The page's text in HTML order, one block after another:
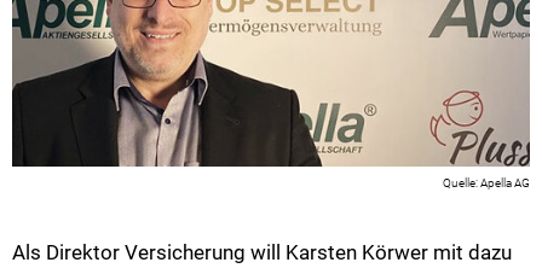
Apella AG
Als Direktor Versicherung will Karsten Körwer mit dazu